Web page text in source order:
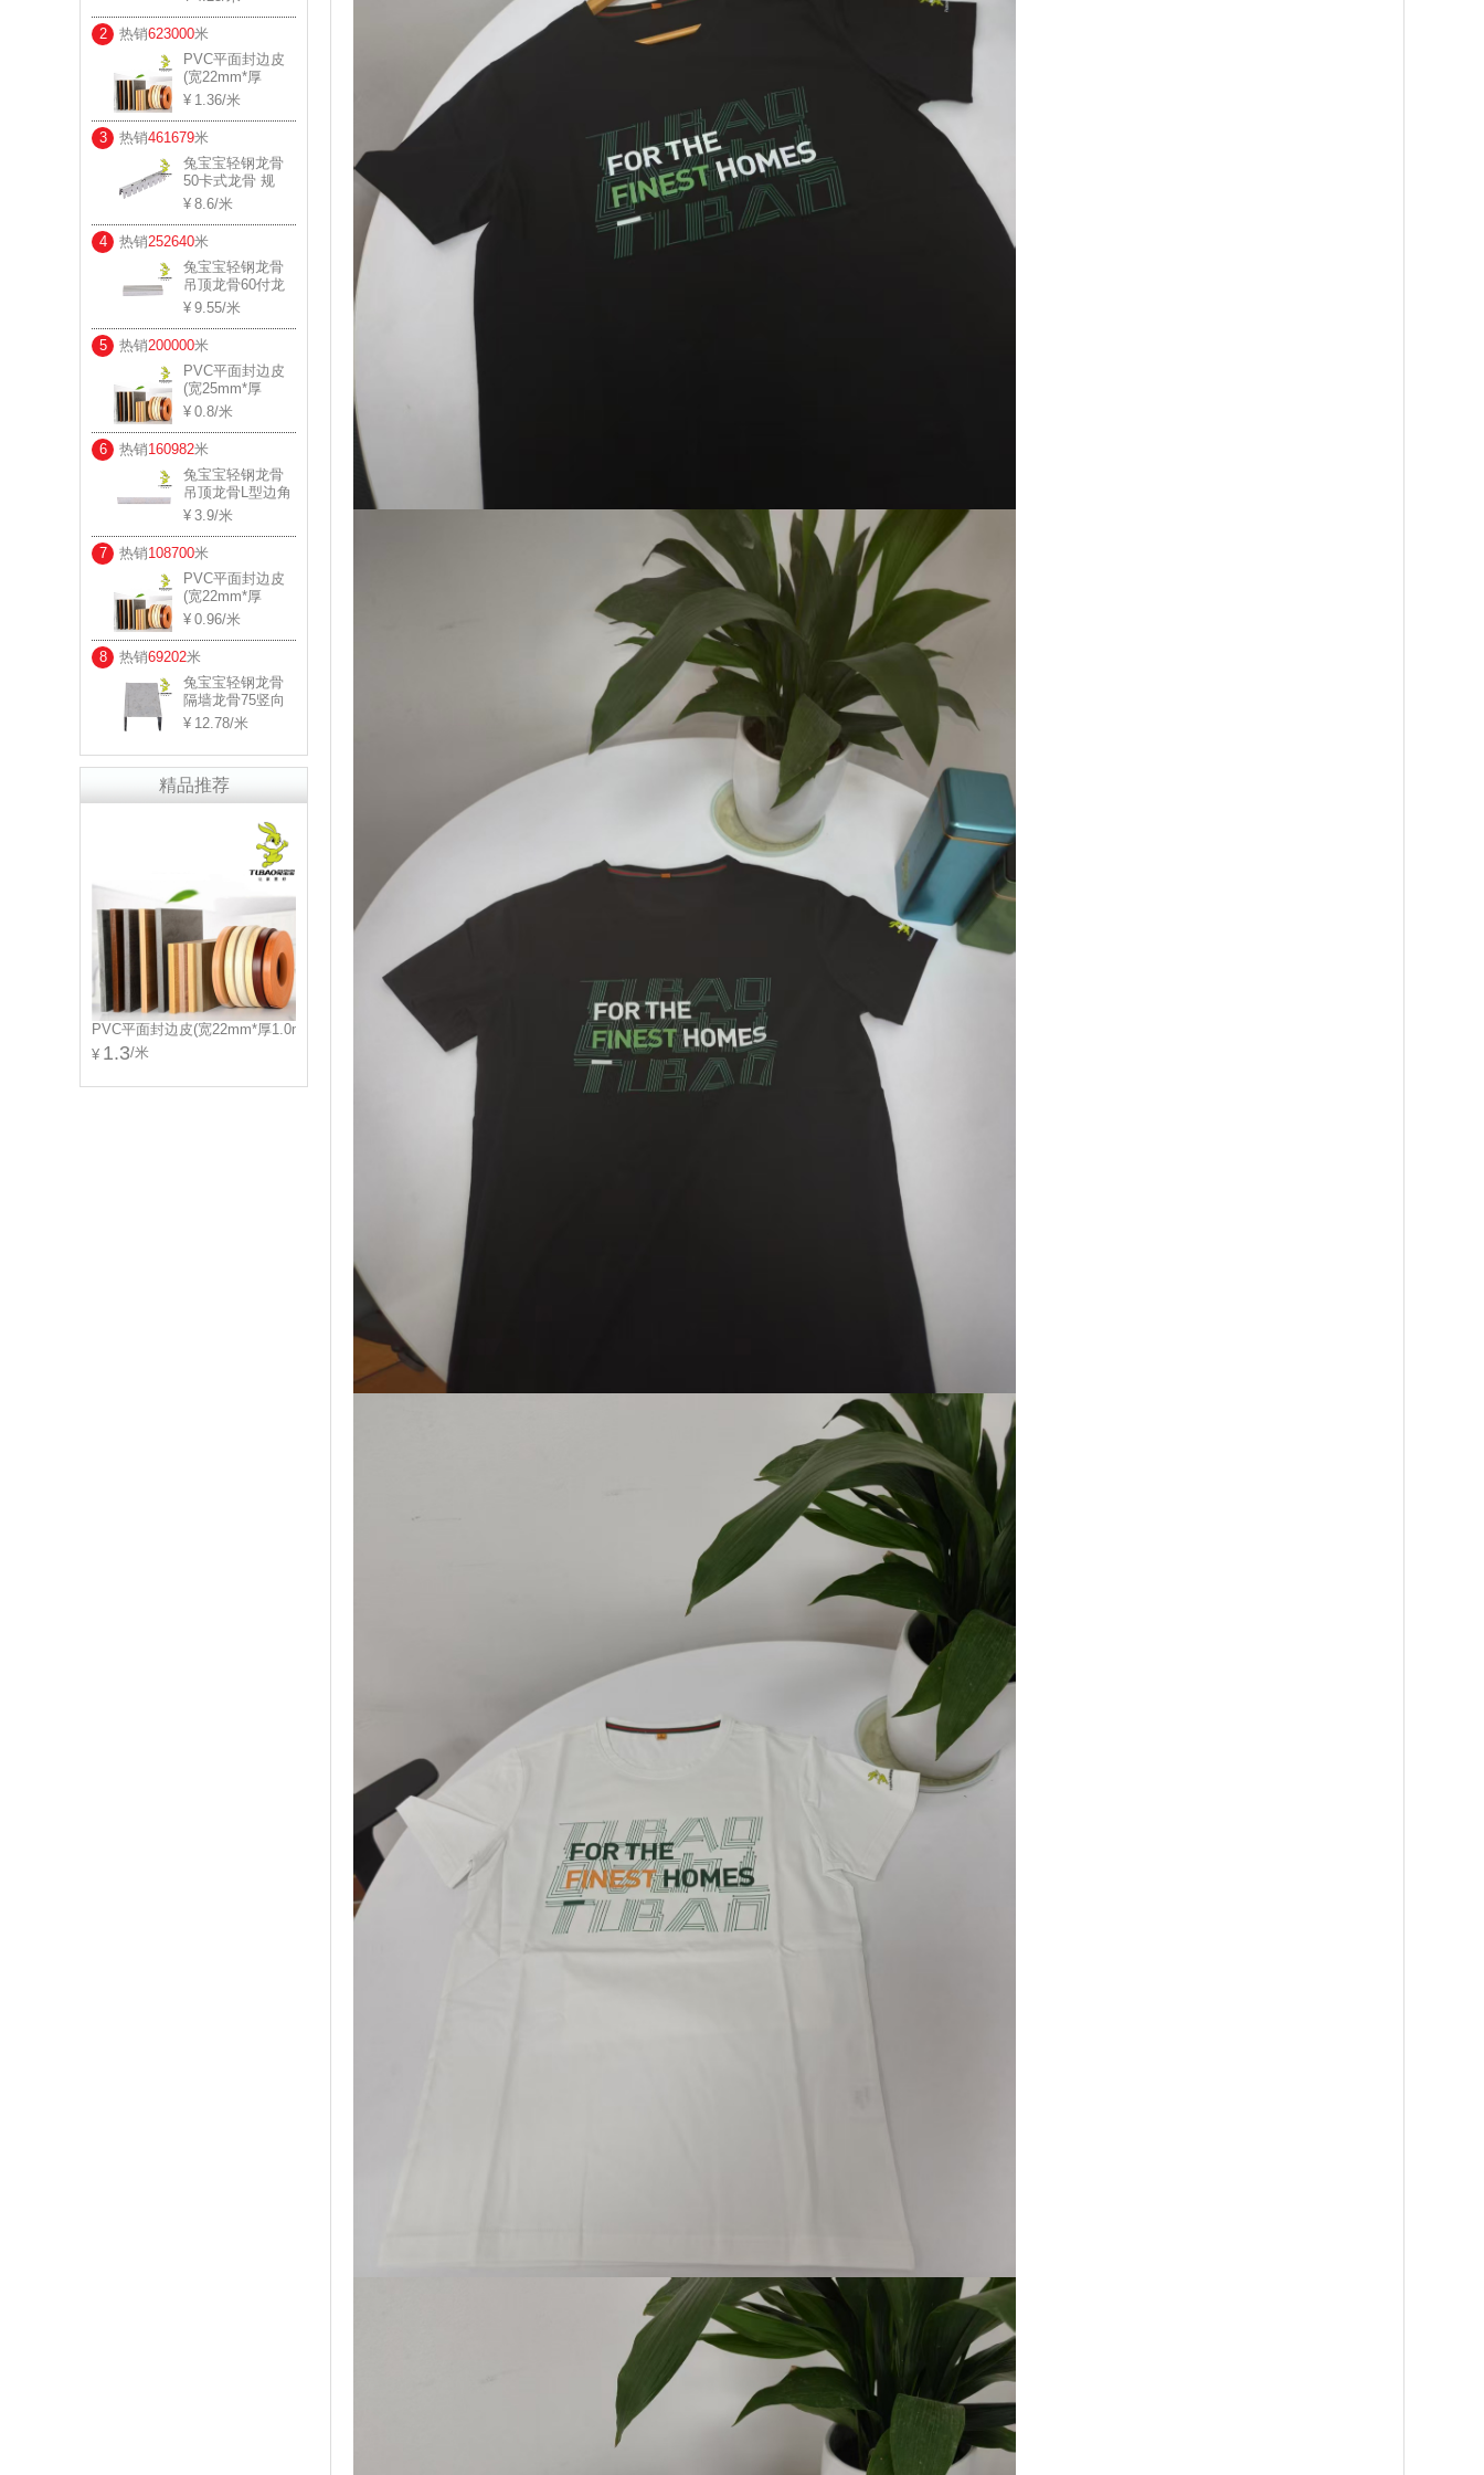
0.45*20*30 用料
厚度：0.41-0.44
2 热销623000米
PVC平面封边皮
(宽22mm*厚
1.2mm)
1.36/米
3 热销461679米
兔宝宝轻钢龙骨
50卡式龙骨 规
格： 0.8*20*34
用料厚度：0.75-
0.78
8.6/米
4 热销252640米
兔宝宝轻钢龙骨
吊顶龙骨60付龙
规格： 0.6*27 用
料厚度：0.57-0.6
9.55/米
5 热销200000米
PVC平面封边皮
(宽25mm*厚
0.6mm)
0.8/米
6 热销160982米
兔宝宝轻钢龙骨
吊顶龙骨L型边角
规格： 0.5*30*30
用料厚度：0.45-
0.5
3.9/米
7 热销108700米
PVC平面封边皮
(宽22mm*厚
0.8mm)
0.96/米
8 热销69202米
兔宝宝轻钢龙骨
隔墙龙骨75竖向
规格： 0.6*45 用
料厚度：0.57-0.6
12.78/米
精品推荐
PVC平面封边皮(宽22mm*厚1.0mm)(修边同色)
1.3/米